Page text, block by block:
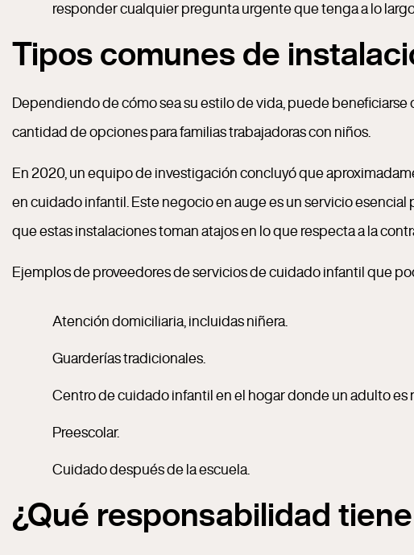
responder cualquier pregunta urgente que tenga a lo
Tipos comunes de
Dependiendo de cómo sea su estilo de vida, puede
cantidad de opciones para familias trabajadoras con niños.
En 2020, un equipo de investigación concluyó que
en cuidado infantil. Este negocio en auge es un servicio
que estas instalaciones toman atajos en lo que respecta a la
Ejemplos de proveedores de servicios de cuidado infantil que
Atención domiciliaria, incluidas niñera.
Guarderías tradicionales.
Centro de cuidado infantil en el hogar donde un adulto
Preescolar.
Cuidado después de la escuela.
¿Qué responsabilidad